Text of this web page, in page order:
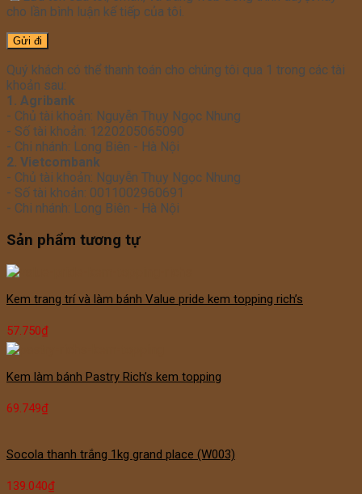
cho lần bình luận kế tiếp của tôi.
Quý khách có thể thanh toán cho chúng tôi qua 1 trong các tài
khoản sau:
1. Agribank
- Chủ tài khoản: Nguyễn Thụy Ngọc Nhung
- Số tài khoản: 1220205065090
- Chi nhánh: Long Biên - Hà Nội
2. Vietcombank
- Chủ tài khoản: Nguyễn Thụy Ngọc Nhung
- Số tài khoản: 0011002960691
- Chi nhánh: Long Biên - Hà Nội
Sản phẩm tương tự
Kem trang trí và làm bánh Value pride kem topping rich’s
57.750₫
Kem làm bánh Pastry Rich’s kem topping
69.749₫
Socola thanh trắng 1kg grand place (W003)
139.040₫